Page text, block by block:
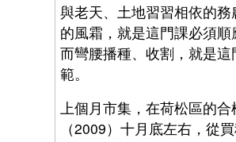
與老天、土地習習相依的
的風霜，就是這門課必須
而彎腰播種、收割，就是
範。
上個月市集，在荷松區的
（2009）十月底左右，從